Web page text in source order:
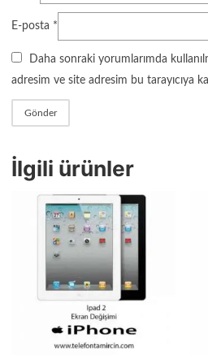
E-posta *
Daha sonraki yorumlarımda
adresim ve site adresim bu tarayıcıya
İlgili ürünler